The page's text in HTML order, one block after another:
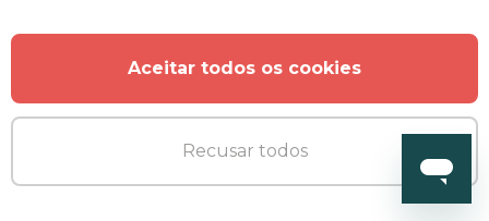
Gratuito
Aulas de fitness
Aceitar todos os cookies
Recusar todos